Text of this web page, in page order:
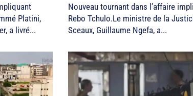
Platini,
a livré...
Nouveau tournant dans l’affaire
Rebo Tchulo.Le ministre de la
Sceaux, Guillaume Ngefa, a...